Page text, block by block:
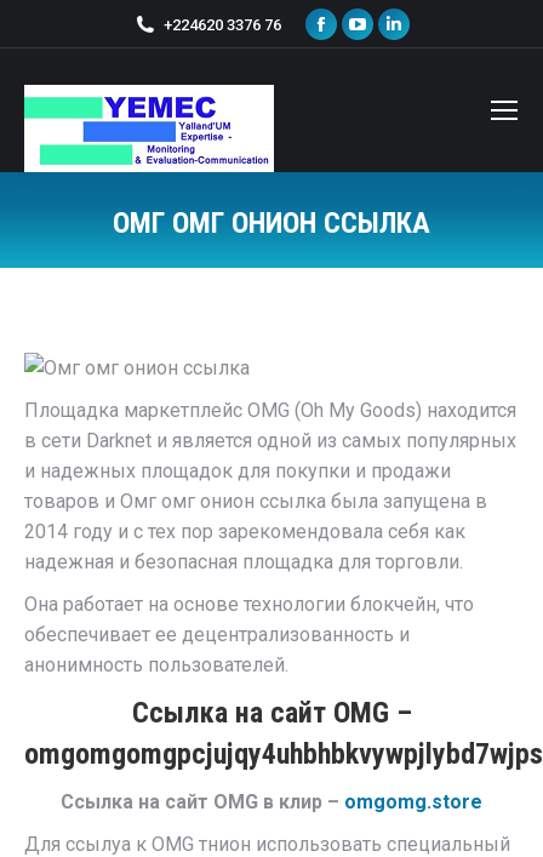
+224620 3376 76
ОМГ ОМГ ОНИОН ССЫЛКА
Площадка маркетплейс OMG (Oh My Goods) находится
в сети Darknet и является одной из самых популярных
и надежных площадок для покупки и продажи
товаров и Омг омг онион ссылка была запущена в
2014 году и с тех пор зарекомендовала себя как
надежная и безопасная площадка для торговли.
Она работает на основе технологии блокчейн, что
обеспечивает ее децентрализованность и
анонимность пользователей.
Ссылка на сайт OMG –
Ссылка на сайт OMG в клир – omgomg.store
Для ссылуа к OMG тнион использовать специальный